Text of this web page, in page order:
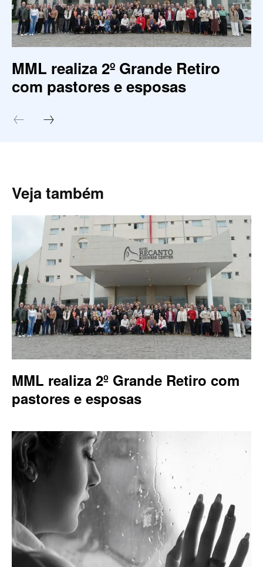
MML realiza 2º Grande Retiro
com pastores e esposas
Veja também
MML realiza 2º Grande Retiro com
pastores e esposas